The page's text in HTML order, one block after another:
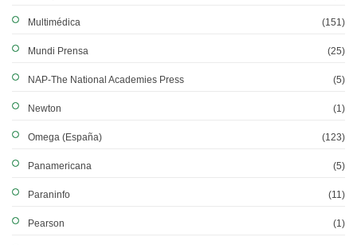
Multimédica (151)
Mundi Prensa (25)
NAP-The National Academies Press (5)
Newton (1)
Omega (España) (123)
Panamericana (5)
Paraninfo (11)
Pearson (1)